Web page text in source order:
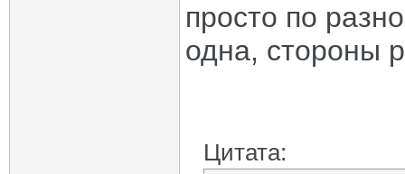
просто по
одна, стороны
Цитата: